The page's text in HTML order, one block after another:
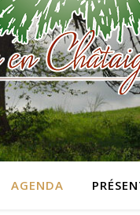
AGENDA